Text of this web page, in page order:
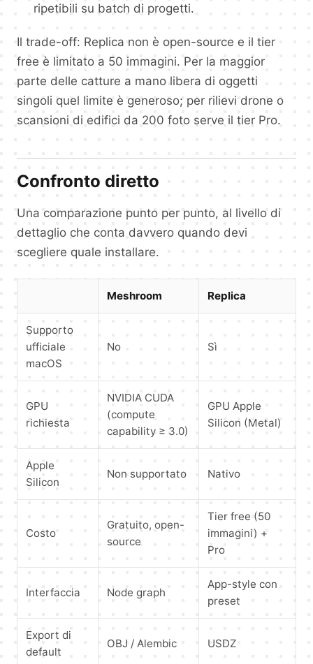
ripetibili su batch di progetti.
Il trade-off: Replica non è open-source e il tier
free è limitato a 50 immagini. Per la maggior
parte delle catture a mano libera di oggetti
singoli quel limite è generoso; per rilievi drone o
scansioni di edifici da 200 foto serve il tier Pro.
Confronto diretto
Una comparazione punto per punto, al livello di
dettaglio che conta davvero quando devi
scegliere quale installare.
Meshroom Replica
Supporto
ufficiale
macOS
No Sì
GPU
richiesta
NVIDIA CUDA
(compute
capability ≥ 3.0)
GPU Apple
Silicon (Metal)
Apple
Silicon
Non supportato Nativo
Costo
Gratuito, open-
source
Tier free (50
immagini) +
Pro
Interfaccia Node graph
App-style con
preset
Export di
default
OBJ / Alembic USDZ